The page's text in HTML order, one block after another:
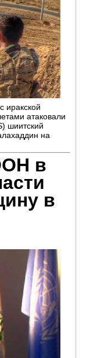
иракской
атаковали
шиитский
на
в
в